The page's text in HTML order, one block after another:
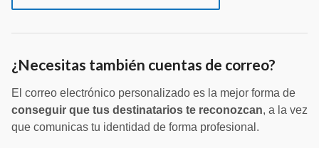
¿Necesitas también cuentas de correo?
El correo electrónico personalizado es la mejor forma de
conseguir que tus destinatarios te reconozcan, a la vez
que comunicas tu identidad de forma profesional.